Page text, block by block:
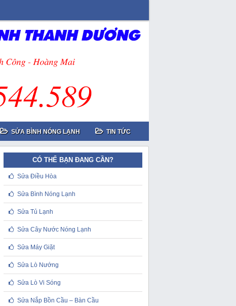
SỬA BÌNH NÓNG LẠNH TIN TỨC
CÓ THỂ BẠN ĐANG CẦN?
Sửa Điều Hòa
Sửa Bình Nóng Lạnh
Sửa Tủ Lạnh
Sửa Cây Nước Nóng Lạnh
Sửa Máy Giặt
Sửa Lò Nướng
Sửa Lò Vi Sóng
Sửa Nắp Bồn Cầu – Bàn Cầu